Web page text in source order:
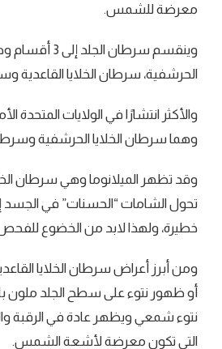
معرضة للشمس.
وينقسم سرطان
الحرشفية، سرطان الخلايا القاعدية
والأكثر انتشارًا في الولايات المتحدة
وهما سرطان الخلايا الحرشفية وسرطان
وقد تظهر الميلانوما وهي سرطان
تحول الشامات “الحسنات” في
خطيرة، ولهذا لابد من الخضوع للفحص
ومن أبرز أعراض سرطان الخلايا
أو ظهور نتوء على سطح الجلد ملون
نتوء شمعي ويظهر عادة في الرقبة
التي تكون معرضة لأشعة الشمس.